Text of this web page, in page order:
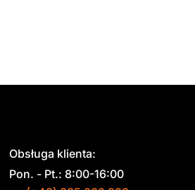
Obsługa klienta:
Pon. - Pt.: 8:00-16:00